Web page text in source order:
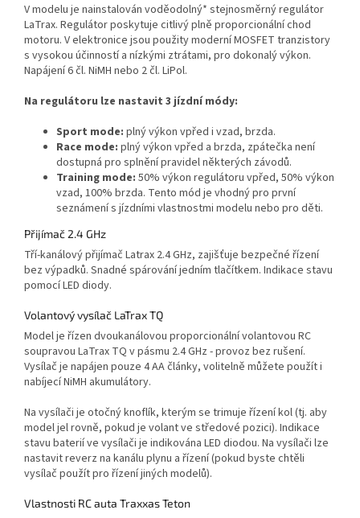
V modelu je nainstalován voděodolný* stejnosměrný regulátor
LaTrax. Regulátor poskytuje citlivý plně proporcionální chod
motoru. V elektronice jsou použity moderní MOSFET tranzistory
s vysokou účinností a nízkými ztrátami, pro dokonalý výkon.
Napájení 6 čl. NiMH nebo 2 čl. LiPol.
Na regulátoru lze nastavit 3 jízdní módy:
Sport mode: plný výkon vpřed i vzad, brzda.
Race mode: plný výkon vpřed a brzda, zpátečka není
dostupná pro splnění pravidel některých závodů.
Training mode: 50% výkon regulátoru vpřed, 50% výkon
vzad, 100% brzda. Tento mód je vhodný pro první
seznámení s jízdními vlastnostmi modelu nebo pro děti.
Přijímač 2.4 GHz
Tří-kanálový přijímač Latrax 2.4 GHz, zajišťuje bezpečné řízení
bez výpadků. Snadné spárování jedním tlačítkem. Indikace stavu
pomocí LED diody.
Volantový vysílač LaTrax TQ
Model je řízen dvoukanálovou proporcionální volantovou RC
soupravou LaTrax TQ v pásmu 2.4 GHz - provoz bez rušení.
Vysílač je napájen pouze 4 AA články, volitelně můžete použít i
nabíjecí NiMH akumulátory.
Na vysílači je otočný knoflík, kterým se trimuje řízení kol (tj. aby
model jel rovně, pokud je volant ve středové pozici). Indikace
stavu baterií ve vysílači je indikována LED diodou. Na vysílači lze
nastavit reverz na kanálu plynu a řízení (pokud byste chtěli
vysílač použít pro řízení jiných modelů).
Vlastnosti RC auta Traxxas Teton